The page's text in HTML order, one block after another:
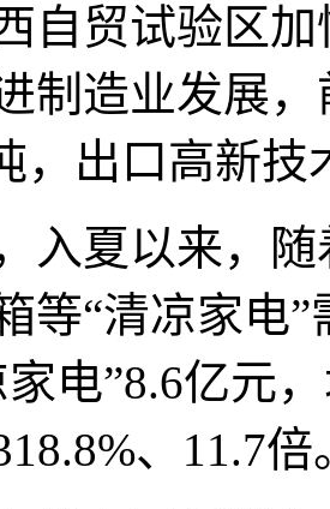
自贸试验区
制造业发展
，出口高新
夏以来，随
等“清凉家电
电”8.6亿元
、11.7倍